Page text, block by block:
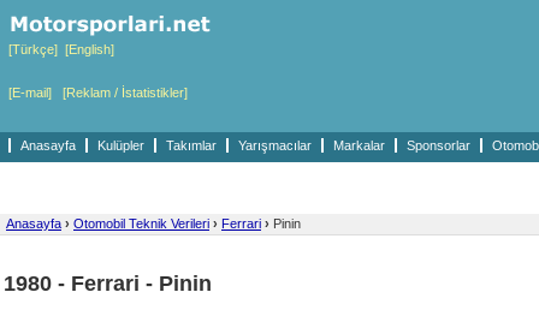
[Türkçe] [English]
[E-mail] [Reklam / İstatistikler]
Anasayfa Kulüpler Takımlar Yarışmacılar Markalar Sponsorlar
Anasayfa › Otomobil Teknik Verileri › Ferrari › Pinin
1980 - Ferrari - Pinin